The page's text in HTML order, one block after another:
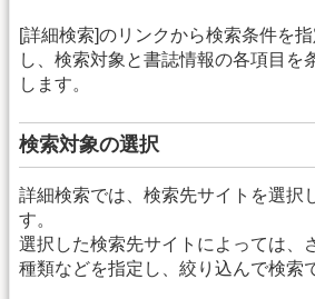
[詳細検索]のリンクから検索条件を
し、検索対象と書誌情報の各項目を
します。
検索対象の選択
詳細検索では、検索先サイトを選択
す。
選択した検索先サイトによっては、
種類などを指定し、絞り込んで検索